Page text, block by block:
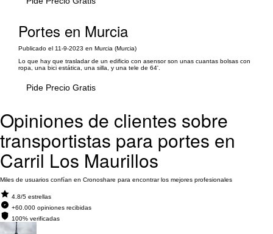
Portes en Murcia
Publicado el 11-9-2023 en Murcia (Murcia)
Lo que hay que trasladar de un edificio con asensor son unas cuantas bolsas con
ropa, una bici estática, una silla, y una tele de 64'.
Pide Precio Gratis
Opiniones de clientes sobre
transportistas para portes en
Carril Los Maurillos
Miles de usuarios confían en Cronoshare para encontrar los mejores profesionales
4.8/5 estrellas
+60.000 opiniones recibidas
100% verificadas